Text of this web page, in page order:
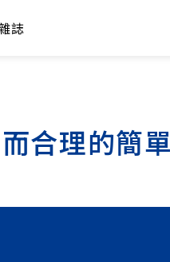
誌
合理的簡